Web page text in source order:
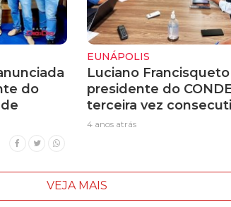
do
EUNÁPOLIS
Luciano
presidente do
terceira vez
4 anos atrás
VEJA MAIS